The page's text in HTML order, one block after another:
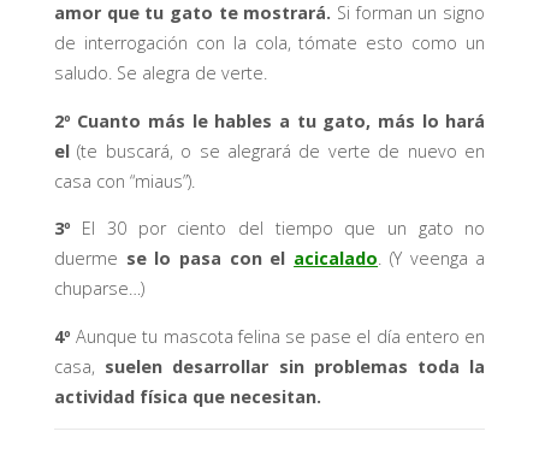
amor que tu gato te mostrará. Si forman un signo
de interrogación con la cola, tómate esto como un
saludo. Se alegra de verte.
2º Cuanto más le hables a tu gato, más lo hará
el(te buscará, o se alegrará de verte de nuevo en
casa con “miaus”).
3º El 30 por ciento del tiempo que un gato no
duerme se lo pasa con el acicalado. (Y veenga a
chuparse…)
4ºAunque tu mascota felina se pase el día entero en
casa, suelen desarrollar sin problemas toda la
actividad física que necesitan.